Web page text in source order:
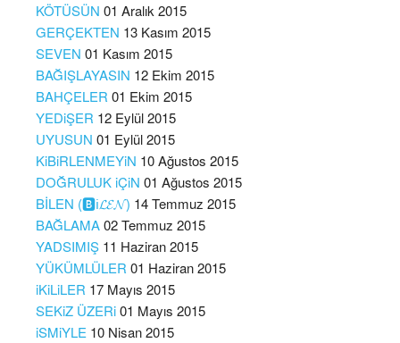
KÖTÜSÜN 01 Aralık 2015
GERÇEKTEN 13 Kasım 2015
SEVEN 01 Kasım 2015
BAĞIŞLAYASIN 12 Ekim 2015
BAHÇELER 01 Ekim 2015
YEDiŞER 12 Eylül 2015
UYUSUN 01 Eylül 2015
KiBiRLENMEYiN 10 Ağustos 2015
DOĞRULUK iÇiN 01 Ağustos 2015
BİLEN (🅱️ℹ️𝓛𝓔𝓝) 14 Temmuz 2015
BAĞLAMA02 Temmuz 2015
YADSIMIŞ 11 Haziran 2015
YÜKÜMLÜLER 01 Haziran 2015
iKiLiLER 17 Mayıs 2015
SEKiZ ÜZERi01 Mayıs 2015
iSMiYLE 10 Nisan 2015